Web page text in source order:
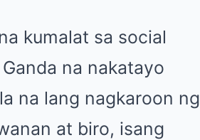
kumalat sa social
na nakatayo
na lang nagkaroon ng
at biro, isang